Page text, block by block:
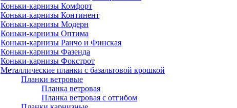
Коньки-карнизы Комфорт
Коньки-карнизы Континент
Коньки-карнизы Модерн
Коньки-карнизы Оптима
Коньки-карнизы Ранчо и Финская
Коньки-карнизы Фазенда
Коньки-карнизы Фокстрот
Металлические планки с базальтовой крошкой
Планки ветровые
Планка ветровая
Планка ветровая с отгибом